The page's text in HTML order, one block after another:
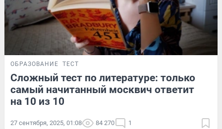
ОБРАЗОВАНИЕ ТЕСТ
Сложный тест по литературе: только
самый начитанный москвич ответит
на 10 из 10
27 сентября, 2025, 01:08 84 270 1